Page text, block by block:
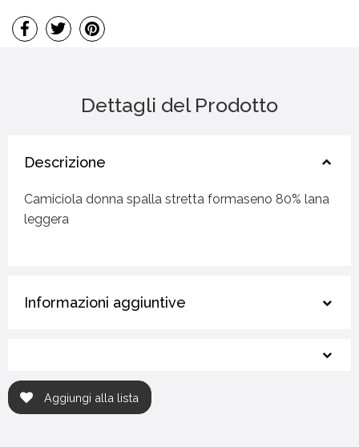
Dettagli del Prodotto
Descrizione
Camiciola donna spalla stretta formaseno 80% lana
leggera
Informazioni aggiuntive
Aggiungi alla lista